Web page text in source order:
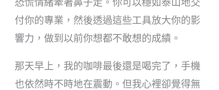
恐慌情緒牽著鼻子走。你可以穩如泰山地交
付你的專業，然後透過這些工具放大你的影
響力，做到以前你想都不敢想的成績。
那天早上，我的咖啡最後還是喝完了，手機
也依然時不時地在震動。但我心裡卻覺得無